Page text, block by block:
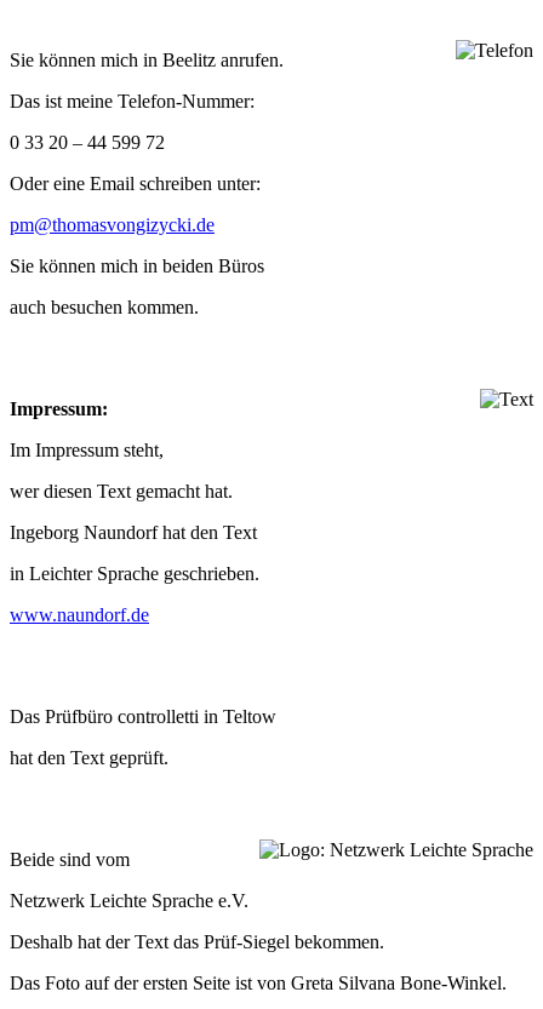
Sie kön­nen mich in Beelitz anrufen.
Das ist meine Telefon-Nummer:
0 33 20 – 44 599 72
Oder eine Email schrei­ben unter:
pm@thomasvongizycki.de
Sie kön­nen mich in bei­den Büros
auch besu­chen kommen.
Impres­sum:
Im Impres­sum steht,
wer die­sen Text gemacht hat.
Inge­borg Naun­dorf hat den Text
in Leich­ter Spra­che geschrieben.
www.naundorf.de
Das Prüf­büro con­trol­letti in Teltow
hat den Text geprüft.
Beide sind vom
Netz­werk Leichte Spra­che e.V.
Des­halb hat der Text das Prüf-Sie­gel bekommen.
Das Foto auf der ers­ten Seite ist von Greta Sil­vana Bone-Winkel.